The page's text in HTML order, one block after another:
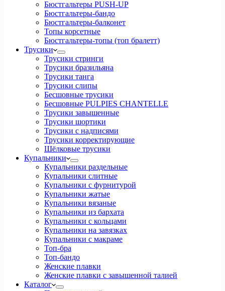
Бюстгальтеры PUSH-UP
Бюстгальтеры-бандо
Бюстгальтеры-балконет
Топы корсетные
Бюстгальтеры-топы (топ бралетт)
Трусики
Трусики стринги
Трусики бразильяна
Трусики танга
Трусики слипы
Бесшовные трусики
Бесшовные PULPIES CHANTELLE
Трусики завышенные
Трусики шортики
Трусики с надписями
Трусики корректирующие
Шёлковые трусики
Купальники
Купальники раздельные
Купальники слитные
Купальники с фурнитурой
Купальники жатые
Купальники вязаные
Купальники из бархата
Купальники с кольцами
Купальники на завязках
Купальники с макраме
Топ-бра
Топ-бандо
Женские плавки
Женские плавки с завышенной талией
Каталог